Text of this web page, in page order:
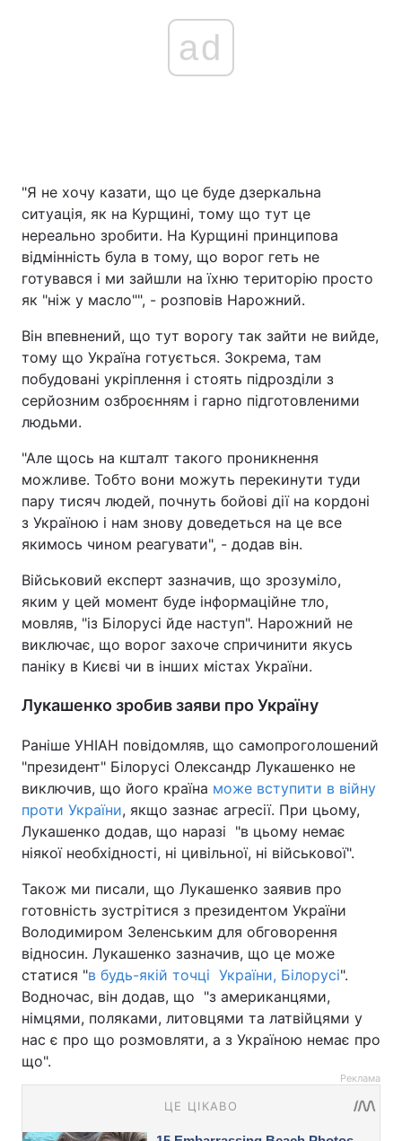
ad
"Я не хочу казати, що це буде дзеркальна
ситуація, як на Курщині, тому що тут це
нереально зробити. На Курщині принципова
відмінність була в тому, що ворог геть не
готувався і ми зайшли на їхню територію просто
як "ніж у масло"", - розповів Нарожний.
Він впевнений, що тут ворогу так зайти не вийде,
тому що Україна готується. Зокрема, там
побудовані укріплення і стоять підрозділи з
серйозним озброєнням і гарно підготовленими
людьми.
"Але щось на кшталт такого проникнення
можливе. Тобто вони можуть перекинути туди
пару тисяч людей, почнуть бойові дії на кордоні
з Україною і нам знову доведеться на це все
якимось чином реагувати", - додав він.
Військовий експерт зазначив, що зрозуміло,
яким у цей момент буде інформаційне тло,
мовляв, "із Білорусі йде наступ". Нарожний не
виключає, що ворог захоче спричинити якусь
паніку в Києві чи в інших містах України.
Лукашенко зробив заяви про Україну
Раніше УНІАН повідомляв, що самопроголошений
"президент" Білорусі Олександр Лукашенко не
виключив, що його країна може вступити в війну
проти України, якщо зазнає агресії. При цьому,
Лукашенко додав, що наразі "в цьому немає
ніякої необхідності, ні цивільної, ні військової".
Також ми писали, що Лукашенко заявив про
готовність зустрітися з президентом України
Володимиром Зеленським для обговорення
відносин. Лукашенко зазначив, що це може
статися "в будь-якій точці України, Білорусі".
Водночас, він додав, що "з американцями,
німцями, поляками, литовцями та латвійцями у
нас є про що розмовляти, а з Україною немає про
що".
Реклама